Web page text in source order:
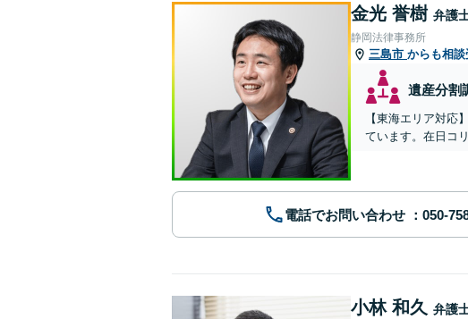
金光 誉樹 弁護
静岡法律事務所
三島市 からも相談
遺産分割
【東海エリア対応
ています。在日コ
電話でお問い合わせ
小林 和久 弁護